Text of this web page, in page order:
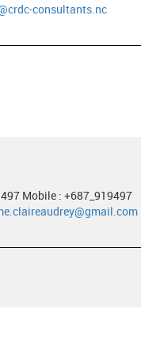
consultants.nc
Mobile : +687_919497